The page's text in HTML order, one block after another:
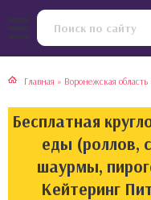
Главная » Воронежская область
Бесплатная
еды (роллов,
шаурмы,
Кейтеринг
кухня
кухня
кухня